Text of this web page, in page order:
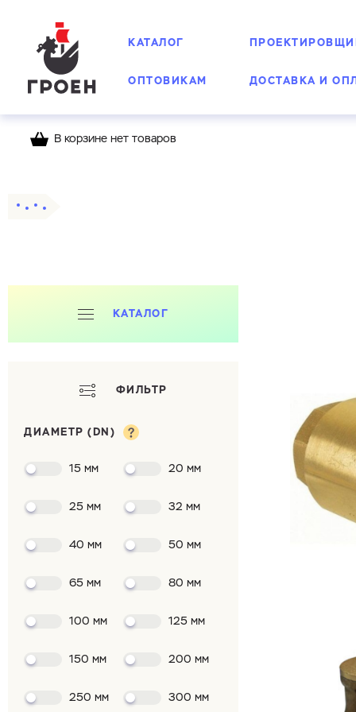
КАТАЛОГ
ОПТОВИКАМ ДОСТАВКА И
В корзине нет товаров
КАТАЛОГ
ФИЛЬТР
ДИАМЕТР (DN)
15 мм 20 мм
25 мм 32 мм
40 мм 50 мм
65 мм 80 мм
100 мм 125 мм
150 мм 200 мм
250 мм 300 мм